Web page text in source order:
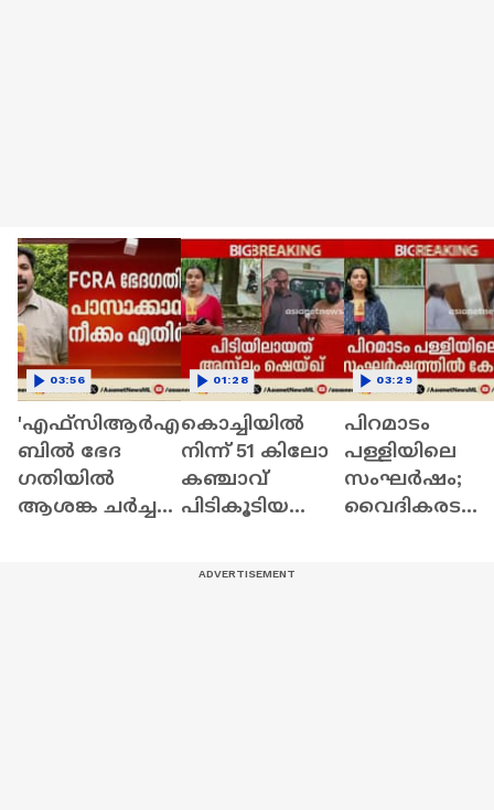
'എഫ്സിആർഎ
ബിൽ ഭേദ​
ഗതിയിൽ
ആശങ്ക ചർച്ച
03:56
കൊച്ചിയിൽ
നിന്ന് 51 കിലോ
കഞ്ചാവ്
പിടികൂടിയ
01:28
പിറമാടം
പള്ളിയിലെ
സംഘർഷം;
03:29